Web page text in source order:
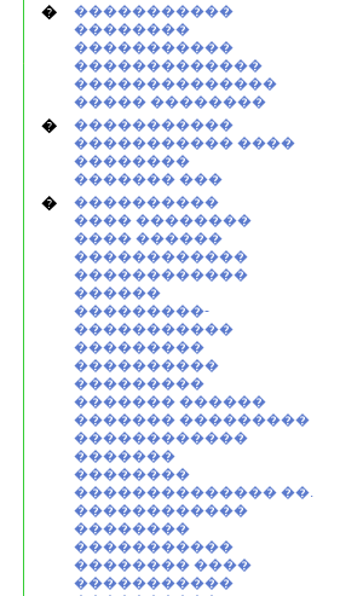
�
�����������
��������
�����������
�������������
��������������
����� ��������
�
�����������
����������� ����
��������
������� ���
�
����������
���� ��������
���� ������
������������
������������
������
���������-
�����������
���������
����������
���������
������� ������
������� ���������
������������
�������
��������
�������������� ��.
������������
��������
�����������
�������� ����
�����������